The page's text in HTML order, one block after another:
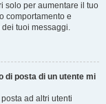
solo per aumentare il tuo
comportamento e
dei tuoi messaggi.
di posta di un utente mi
ad altri utenti